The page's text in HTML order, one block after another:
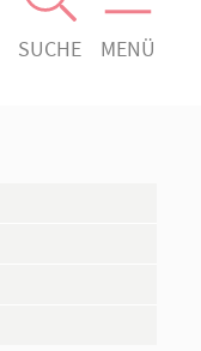
SUCHE MENÜ